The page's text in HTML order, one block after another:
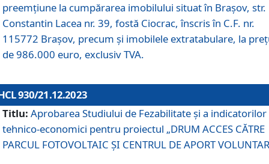
preemțiune la cumpărarea imobilului situat în Brașov, str.
Constantin Lacea nr. 39, fostă Ciocrac, înscris în C.F. nr.
115772 Brașov, precum și imobilele extratabulare, la
de 986.000 euro, exclusiv TVA.
930/21.12.2023
Titlu: Aprobarea Studiului de Fezabilitate și a indicatorilor
tehnico-economici pentru proiectul „DRUM ACCES CĂTRE
PARCUL FOTOVOLTAIC ȘI CENTRUL DE APORT